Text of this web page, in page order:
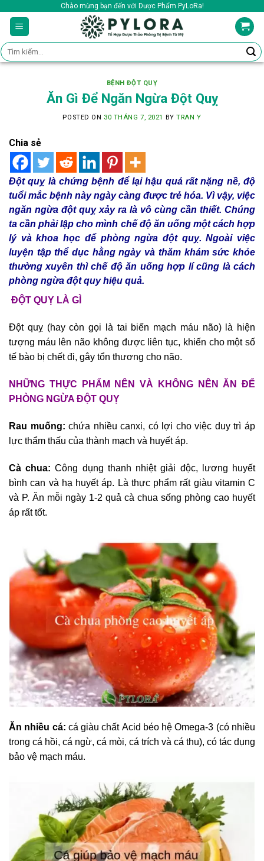
content
Chào mừng bạn đến với Dược Phẩm PyLoRa!
Tìm
kiếm:
BỆNH ĐỘT QUỴ
Ăn Gì Để Ngăn Ngừa Đột Quỵ
POSTED ON 30 THÁNG 7, 2021 BYTRAN Y
Chia sẻ
Đột quỵ là chứng bệnh để lại hậu quả rất nặng nề, độ
tuổi mắc bệnh này ngày càng được trẻ hóa. Vì vậy, việc
ngăn ngừa đột quỵ xảy ra là vô cùng cần thiết. Chúng
ta cần phải lập cho mình chế độ ăn uống một cách hợp
lý và khoa học để phòng ngừa đột quỵ. Ngoài việc
luyện tập thể dục hằng ngày và thăm khám sức khỏe
thường xuyên thì chế độ ăn uống hợp lí cũng là cách
phòng ngừa đột quy hiệu quả.
ĐỘT QUỴ LÀ GÌ
Đột quỵ (hay còn gọi là tai biến mạch máu não) là hiện
tượng máu lên não không được liên tục, khiến cho một số
tế bào bị chết đi, gây tổn thương cho não.
NHỮNG THỰC PHẨM NÊN VÀ KHÔNG NÊN ĂN ĐỂ
PHÒNG NGỪA ĐỘT QUỴ
Rau muống: chứa nhiều canxi, có lợi cho việc duy trì áp
lực thẩm thấu của thành mạch và huyết áp.
Cà chua: Công dụng thanh nhiệt giải độc, lương huyết
bình can và hạ huyết áp. Là thực phẩm rất giàu vitamin C
và P. Ăn mỗi ngày 1-2 quả cà chua sống phòng cao huyết
áp rất tốt.
Ăn nhiều cá: cá giàu chất Acid béo hệ Omega-3 (có nhiều
trong cá hồi, cá ngừ, cá mòi, cá trích và cá thu), có tác dụng
bảo vệ mạch máu.